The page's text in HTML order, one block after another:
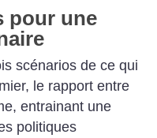
pour une
scénarios de ce qui
le rapport entre
entrainant une
politiques